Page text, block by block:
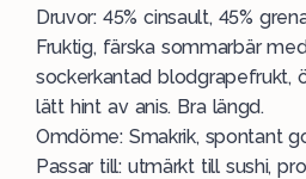
Druvor: 45% cinsault, 45%
Fruktig, färska sommarbär
sockerkantad blodgrapefrukt,
lätt hint av anis. Bra längd.
Omdöme: Smakrik, spontant
Passar till: utmärkt till sushi,